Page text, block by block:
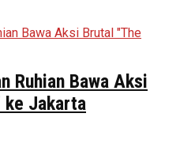
Ruhian Bawa Aksi
ke Jakarta